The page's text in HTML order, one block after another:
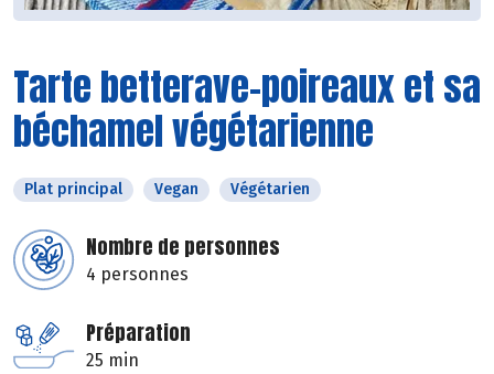
Tarte betterave-poireaux et sa
béchamel végétarienne
Plat principal Vegan Végétarien
Nombre de personnes
4 personnes
Préparation
25 min